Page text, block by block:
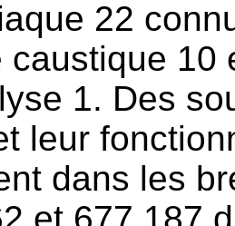
22
caustique 10
1. Des
leur
dans les